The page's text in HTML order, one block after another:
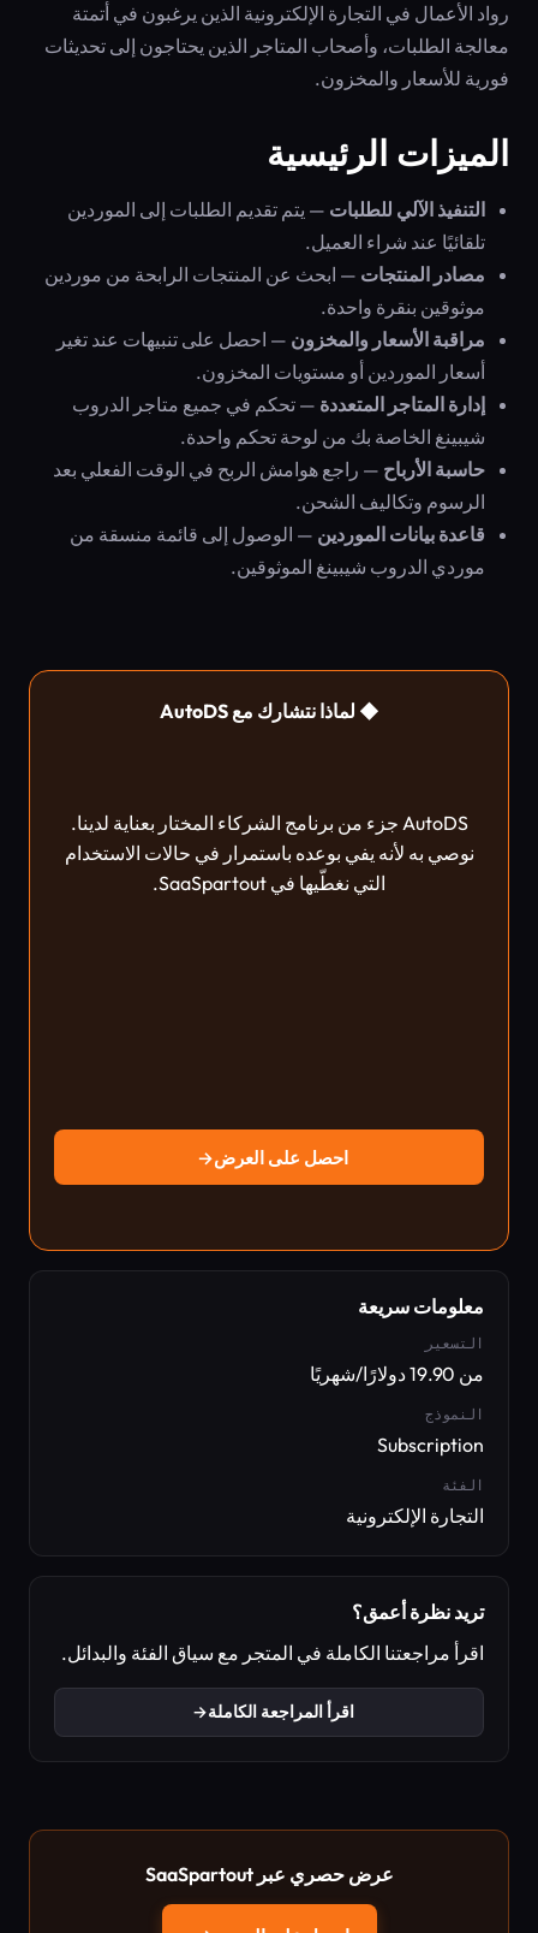
رواد الأعمال في التجارة الإلكترونية الذين يرغبون في أتمتة
معالجة الطلبات، وأصحاب المتاجر الذين يحتاجون إلى تحديثات
فورية للأسعار والمخزون.
الميزات الرئيسية
التنفيذ الآلي للطلبات — يتم تقديم الطلبات إلى الموردين
تلقائيًا عند شراء العميل.
مصادر المنتجات — ابحث عن المنتجات الرابحة من موردين
موثوقين بنقرة واحدة.
مراقبة الأسعار والمخزون — احصل على تنبيهات عند تغير
أسعار الموردين أو مستويات المخزون.
إدارة المتاجر المتعددة — تحكم في جميع متاجر الدروب
شيبينغ الخاصة بك من لوحة تحكم واحدة.
حاسبة الأرباح — راجع هوامش الربح في الوقت الفعلي بعد
الرسوم وتكاليف الشحن.
قاعدة بيانات الموردين — الوصول إلى قائمة منسقة من
موردي الدروب شيبينغ الموثوقين.
◆ لماذا نتشارك مع AutoDS
AutoDS جزء من برنامج الشركاء المختار بعناية لدينا.
نوصي به لأنه يفي بوعده باستمرار في حالات الاستخدام
التي نغطّيها في SaaSpartout.
احصل على العرض→
معلومات سريعة
التسعير
من 19.90 دولارًا/شهريًا
النموذج
Subscription
الفئة
التجارة الإلكترونية
تريد نظرة أعمق؟
اقرأ مراجعتنا الكاملة في المتجر مع سياق الفئة والبدائل.
اقرأ المراجعة الكاملة→
عرض حصري عبر SaaSpartout